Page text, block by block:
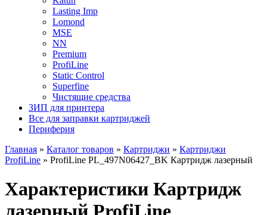
Lasting Imp
Lomond
MSE
NN
Premium
ProfiLine
Static Control
Superfine
Чистящие средства
ЗИП для принтера
Все для заправки картриджей
Периферия
Главная » Каталог товаров » Картриджи » Картриджи
ProfiLine » ProfiLine PL_497N06427_BK Картридж лазерный
Характеристики Картридж